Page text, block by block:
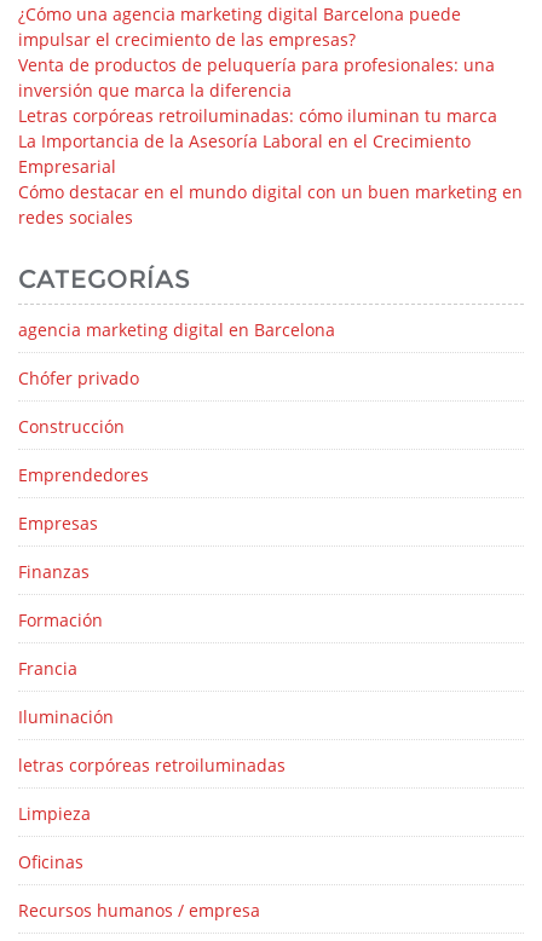
¿Cómo una agencia marketing digital Barcelona puede
impulsar el crecimiento de las empresas?
Venta de productos de peluquería para profesionales: una
inversión que marca la diferencia
Letras corpóreas retroiluminadas: cómo iluminan tu marca
La Importancia de la Asesoría Laboral en el Crecimiento
Empresarial
Cómo destacar en el mundo digital con un buen marketing en
redes sociales
CATEGORÍAS
agencia marketing digital en Barcelona
Chófer privado
Construcción
Emprendedores
Empresas
Finanzas
Formación
Francia
Iluminación
letras corpóreas retroiluminadas
Limpieza
Oficinas
Recursos humanos / empresa